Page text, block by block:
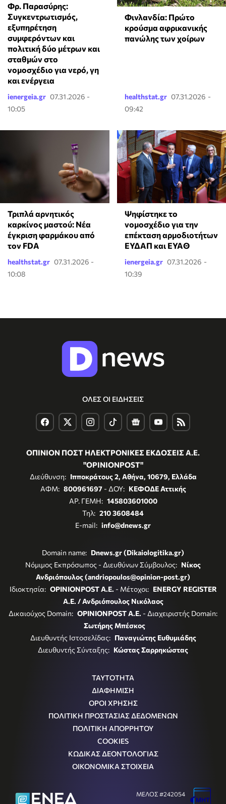
Φρ. Παρασύρης:
Συγκεντρωτισμός,
εξυπηρέτηση
συμφερόντων και
πολιτική δύο μέτρων και
σταθμών στο
νομοσχέδιο για νερό, γη
και ενέργεια
ienergeia.gr 07.31.2026 -
10:05
Φινλανδία: Πρώτο
κρούσμα αφρικανικής
πανώλης των χοίρων
healthstat.gr 07.31.2026 -
09:42
Τριπλά αρνητικός
καρκίνος μαστού: Νέα
έγκριση φαρμάκου από
τον FDA
healthstat.gr 07.31.2026 -
10:08
Ψηφίστηκε το
νομοσχέδιο για την
επέκταση αρμοδιοτήτων
ΕΥΔΑΠ και ΕΥΑΘ
ienergeia.gr 07.31.2026 -
10:39
ΟΛΕΣ ΟΙ ΕΙΔΗΣΕΙΣ
ΟΠΙΝΙΟΝ ΠΟΣΤ ΗΛΕΚΤΡΟΝΙΚΕΣ ΕΚΔΟΣΕΙΣ Α.Ε.
"OPINIONPOST"
Διεύθυνση: Ιπποκράτους 2, Αθήνα, 10679, Ελλάδα
ΑΦΜ: 800961697- ΔΟΥ: ΚΕΦΟΔΕ Αττικής
ΑΡ. ΓΕΜΗ: 145803601000
Τηλ: 210 3608484
E-mail: info@dnews.gr
Domain name: Dnews.gr (Dikaiologitika.gr)
Νόμιμος Εκπρόσωπος - Διευθύνων Σύμβουλος: Νίκος
Ανδριόπουλος (andriopoulos@opinion-post.gr)
Ιδιοκτησία: OPINIONPOST A.E. - Μέτοχοι: ENERGY REGISTER
Α.Ε. / Ανδριόπουλος Νικόλαος
Δικαιούχος Domain: OPINIONPOST A.E. - Διαχειριστής Domain:
Σωτήρης Μπέσκος
Διευθυντής Ιστοσελίδας: Παναγιώτης Ευθυμιάδης
Διευθυντής Σύνταξης: Κώστας Σαρρηκώστας
ΤΑΥΤΟΤΗΤΑ
ΔΙΑΦΗΜΙΣΗ
ΟΡΟΙ ΧΡΗΣΗΣ
ΠΟΛΙΤΙΚΗ ΠΡΟΣΤΑΣΙΑΣ ΔΕΔΟΜΕΝΩΝ
ΠΟΛΙΤΙΚΗ ΑΠΟΡΡΗΤΟΥ
COOKIES
ΚΩΔΙΚΑΣ ΔΕΟΝΤΟΛΟΓΙΑΣ
ΟΙΚΟΝΟΜΙΚΑ ΣΤΟΙΧΕΙΑ
ΜΕΛΟΣ #242054